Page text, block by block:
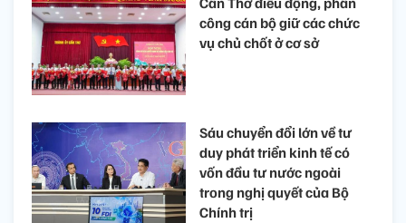
công cán bộ giữ các chức
vụ chủ chốt ở cơ sở
Sáu chuyển đổi lớn về tư
duy phát triển kinh tế có
vốn đầu tư nước ngoài
trong nghị quyết của Bộ
Chính trị